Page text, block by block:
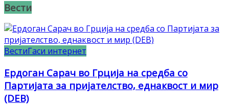
Вести
ВестиГаси интернет
Ердоган Сарач во Грција на средба со
Партијата за пријателство, еднаквост и мир
(DEB)